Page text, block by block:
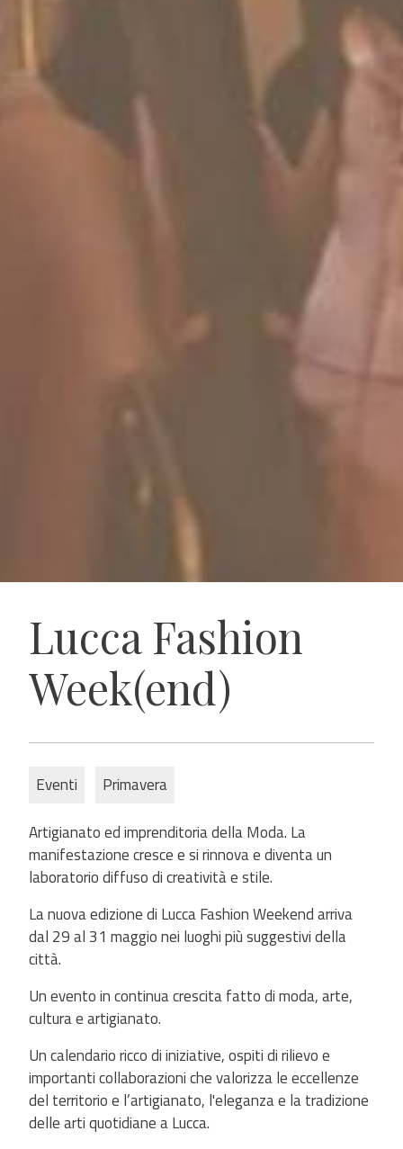
Lucca Fashion
Week(end)
Eventi Primavera
Artigianato ed imprenditoria della Moda. La
manifestazione cresce e si rinnova e diventa un
laboratorio diffuso di creatività e stile.
La nuova edizione di Lucca Fashion Weekend arriva
dal 29 al 31 maggio nei luoghi più suggestivi della
città.
Un evento in continua crescita fatto di moda, arte,
cultura e artigianato.
Un calendario ricco di iniziative, ospiti di rilievo e
importanti collaborazioni che valorizza le eccellenze
del territorio e l’artigianato, l'eleganza e la tradizione
delle arti quotidiane a Lucca.